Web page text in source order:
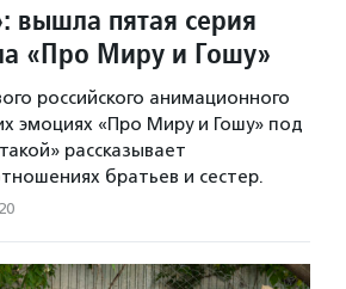
вышла пятая серия
«Про Миру и Гошу»
российского анимационного
эмоциях «Про Миру и Гошу» под
рассказывает
братьев и сестер.